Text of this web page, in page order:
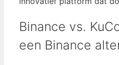
Binance vs.
een Binance